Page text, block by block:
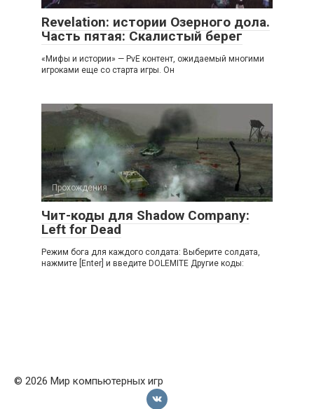
Revelation: истории Озерного дола.
Часть пятая: Скалистый берег
«Мифы и истории» — PvE контент, ожидаемый многими
игроками еще со старта игры. Он
Прохождения
Чит-коды для Shadow Company:
Left for Dead
Режим бога для каждого солдата: Выберите солдата,
нажмите [Enter] и введите DOLEMITE Другие коды:
© 2026 Мир компьютерных игр